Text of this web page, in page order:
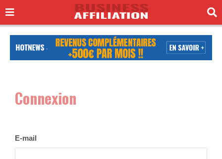
Connexion
E-mail